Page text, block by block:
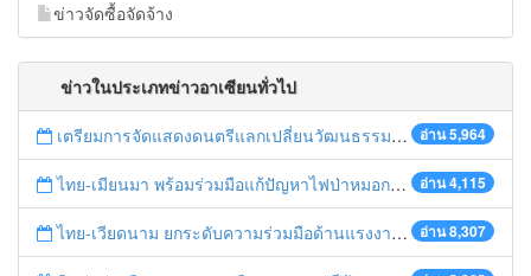
ข่าวจัดซื้อจัดจ้าง
ข่าวในประเภทข่าวอาเซียนทั่วไป
อ่าน 5,964
เตรียมการจัดแสดงดนตรีแลกเปลี่ยนวัฒนธรรมไทย-บรูไนฯ "อาไล พาเพลิน”
อ่าน 4,115
ไทย-เมียนมา พร้อมร่วมมือแก้ปัญหาไฟป่าหมอกควัน เตรียมพร้อมเปิดช่องทางห้วยต้นนุ่นเป็นด่านถาวร
อ่าน 8,307
ไทย-เวียดนาม ยกระดับความร่วมมือด้านแรงงานระหว่างประเทศสู่การพัฒนาที่ยั่งยืน